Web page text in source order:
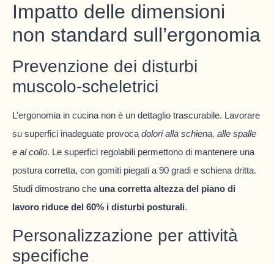
Impatto delle dimensioni
non standard sull’ergonomia
Prevenzione dei disturbi
muscolo-scheletrici
L’ergonomia in cucina non è un dettaglio trascurabile. Lavorare
su superfici inadeguate provoca dolori alla schiena, alle spalle
e al collo. Le superfici regolabili permettono di mantenere una
postura corretta, con gomiti piegati a 90 gradi e schiena dritta.
Studi dimostrano che una corretta altezza del piano di
lavoro riduce del 60% i disturbi posturali.
Personalizzazione per attività
specifiche